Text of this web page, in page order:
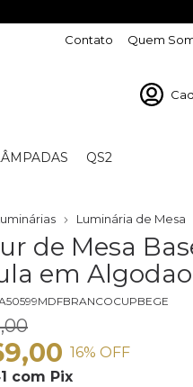
Contato Quem
QS2
Luminária de Mesa
de Mesa
em Algodao
16% OFF
com Pix